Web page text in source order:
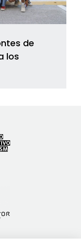
de
los